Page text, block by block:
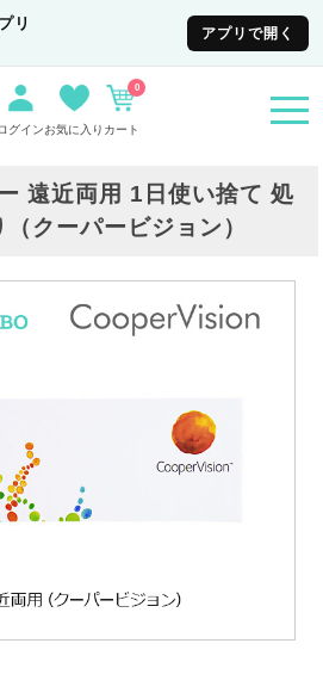
リ
アプリで開く
ログインお気に入り カート
0
遠近両用 1日使い捨て 処
クーパービジョン）